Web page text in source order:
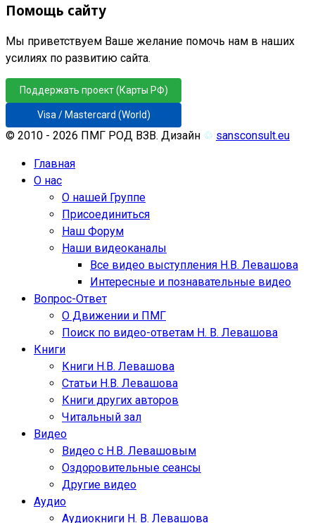
Помощь сайту
Мы приветствуем Ваше желание помочь нам в наших
усилиях по развитию сайта.
Поддержать проект (Карты РФ)
Visa / Mastercard (World)
© 2010 - 2026 ПМГ РОД ВЗВ. Дизайн ♲ sansconsult.eu
Главная
О нас
О нашей Группе
Присоединиться
Наш Форум
Наши видеоканалы
Все видео выступления Н.В. Левашова
Интересные и познавательные видео
Вопрос-Ответ
О Движении и ПМГ
Поиск по видео-ответам Н. В. Левашова
Книги
Книги Н.В. Левашова
Статьи Н.В. Левашова
Книги других авторов
Читальный зал
Видео
Видео с Н.В. Левашовым
Оздоровительные сеансы
Другие видео
Аудио
Аудиокниги Н. В. Левашова